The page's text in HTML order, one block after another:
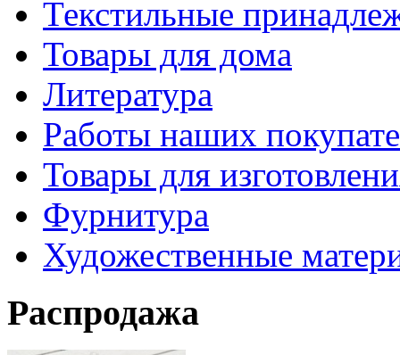
Текстильные
Товары для дома
Литература
Работы наших
Товары для
Фурнитура
Художественные
Распродажа